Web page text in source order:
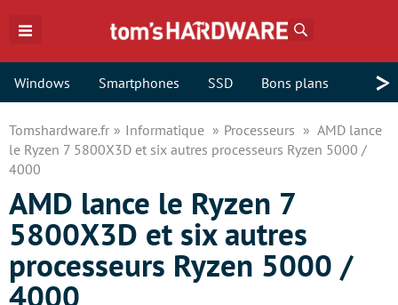
Windows Smartphones SSD Bons plans >
Tomshardware.fr Informatique Processeurs
AMD lance
le Ryzen 7 5800X3D et six autres processeurs Ryzen 5000 /
4000
AMD lance le Ryzen 7
5800X3D et six autres
processeurs Ryzen 5000 /
4000